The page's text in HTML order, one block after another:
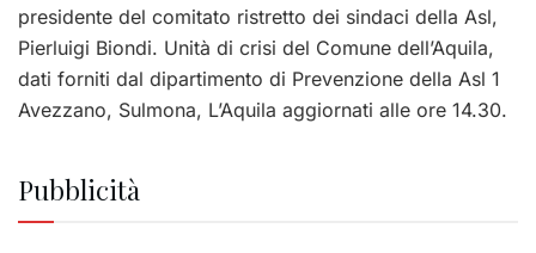
presidente del comitato ristretto dei sindaci della Asl,
Pierluigi Biondi. Unità di crisi del Comune dell’Aquila,
dati forniti dal dipartimento di Prevenzione della Asl 1
Avezzano, Sulmona, L’Aquila aggiornati ‪alle ore 14.30‬‬‬‬.‬
Pubblicità